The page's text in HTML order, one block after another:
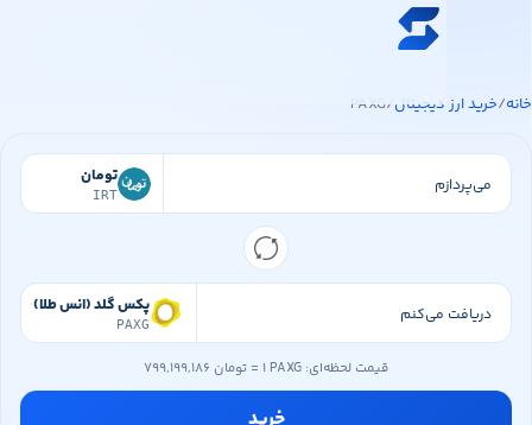
محتوای اصلی
خرید ارز دیجیتال
قیمت ارز دیجیتال
سواپ‌مگ
ارز دیجیتال/
PAXG
تومان
IRT
پکس گلد (انس طلا)
PAXG
قیمت لحظه‌ای:۱ PAXG =۷۹۹,۱۹۹,۱۸۶ تومان